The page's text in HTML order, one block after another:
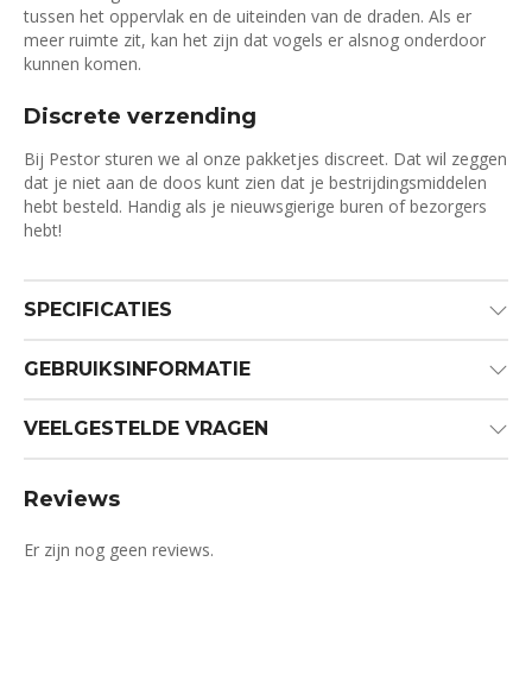
tussen het oppervlak en de uiteinden van de draden. Als er
meer ruimte zit, kan het zijn dat vogels er alsnog onderdoor
kunnen komen.
Discrete verzending
Bij Pestor sturen we al onze pakketjes discreet. Dat wil zeggen
dat je niet aan de doos kunt zien dat je bestrijdingsmiddelen
hebt besteld. Handig als je nieuwsgierige buren of bezorgers
hebt!
SPECIFICATIES
GEBRUIKSINFORMATIE
VEELGESTELDE VRAGEN
Reviews
Er zijn nog geen reviews.